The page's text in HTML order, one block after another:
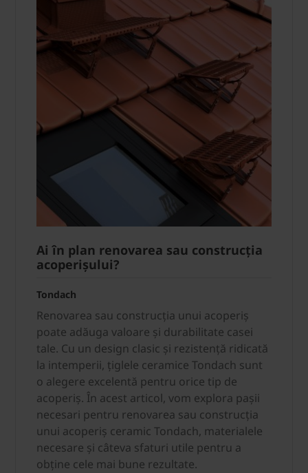
Ai în plan renovarea sau construcția
acoperișului?
Tondach
Renovarea sau construcția unui acoperiș
poate adăuga valoare și durabilitate casei
tale. Cu un design clasic și rezistență ridicată
la intemperii, țiglele ceramice Tondach sunt
o alegere excelentă pentru orice tip de
acoperiș. În acest articol, vom explora pașii
necesari pentru renovarea sau construcția
unui acoperiș ceramic Tondach, materialele
necesare și câteva sfaturi utile pentru a
obține cele mai bune rezultate.